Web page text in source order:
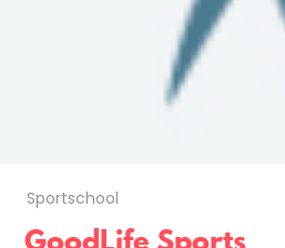
Sportschool